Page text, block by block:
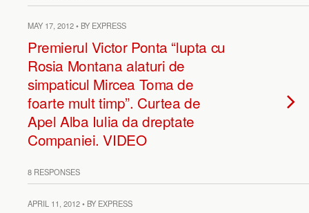
MAY 17, 2012 • BY EXPRESS
Premierul Victor Ponta “lupta cu
Rosia Montana alaturi de
simpaticul Mircea Toma de
foarte mult timp”. Curtea de
Apel Alba Iulia da dreptate
Companiei. VIDEO
8 RESPONSES
APRIL 11, 2012 • BY EXPRESS